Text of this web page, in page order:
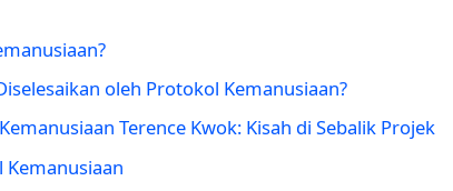
oleh Protokol Kemanusiaan?
Terence Kwok: Kisah di Sebalik Projek